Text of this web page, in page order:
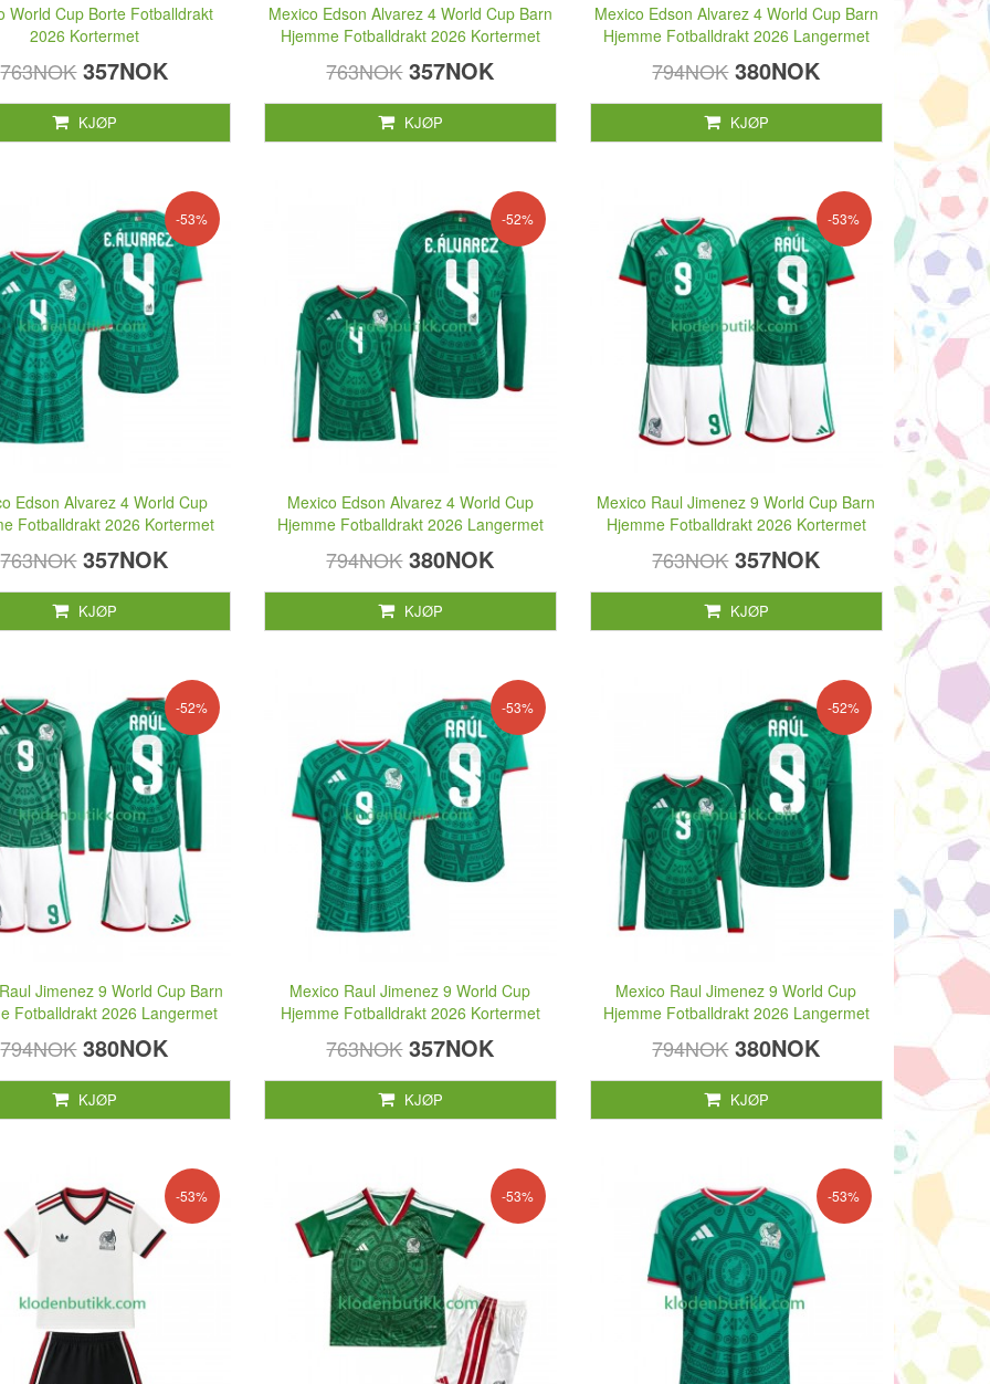
World Cup Borte Fotballdrakt
2026 Kortermet
763NOK 357NOK
KJØP
Mexico Edson Alvarez 4 World Cup Barn
Hjemme Fotballdrakt 2026 Kortermet
763NOK 357NOK
KJØP
Mexico Edson Alvarez 4 World Cup Barn
Hjemme Fotballdrakt 2026 Langermet
794NOK 380NOK
KJØP
-53%
Edson Alvarez 4 World Cup
Fotballdrakt 2026 Kortermet
763NOK 357NOK
KJØP
-52%
Mexico Edson Alvarez 4 World Cup
Hjemme Fotballdrakt 2026 Langermet
794NOK 380NOK
KJØP
-53%
Mexico Raul Jimenez 9 World Cup Barn
Hjemme Fotballdrakt 2026 Kortermet
763NOK 357NOK
KJØP
-52%
Jimenez 9 World Cup Barn
Fotballdrakt 2026 Langermet
794NOK 380NOK
KJØP
-53%
Mexico Raul Jimenez 9 World Cup
Hjemme Fotballdrakt 2026 Kortermet
763NOK 357NOK
KJØP
-52%
Mexico Raul Jimenez 9 World Cup
Hjemme Fotballdrakt 2026 Langermet
794NOK 380NOK
KJØP
-53% -53% -53%